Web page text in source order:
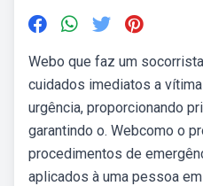
Webo que faz um
cuidados imediatos a
urgência, proporcionando
garantindo o. Webcomo o
procedimentos de
aplicados à uma pessoa